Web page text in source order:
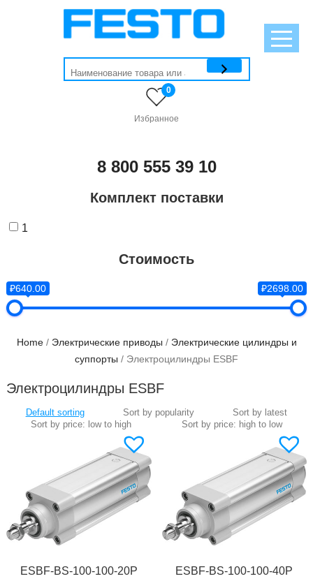
Избранное
0
8 800 555 39 10
Комплект поставки
1
Стоимость
₽640.00 ₽2698.00
Home/ Электрические приводы / Электрические цилиндры и
суппорты / Электроцилиндры ESBF
Электроцилиндры ESBF
ESBF-BS-100-100-20P
ESBF-BS-100-100-40P